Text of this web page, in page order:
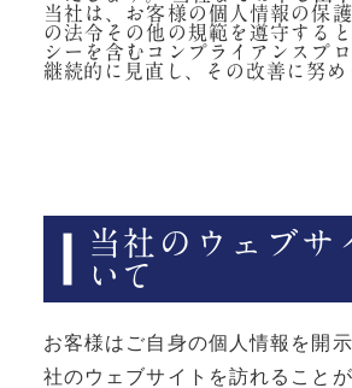
当社は、お客様の個人情報の保
の法令その他の規範を遵守する
シーを含むコンプライアンスプ
継続的に見直し、その改善に努め
当社のウェブサ
いて
お客様はご自身の個人情報を開
社のウェブサイトを訪れること